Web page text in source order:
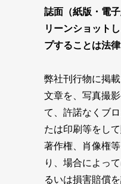
誌面（紙版・電
リーンショット
プすることは法
弊社刊行物に掲
文章を、写真撮
て、許諾なくブ
たは印刷等をし
著作権、肖像権
り、場合によっ
るいは損害賠償